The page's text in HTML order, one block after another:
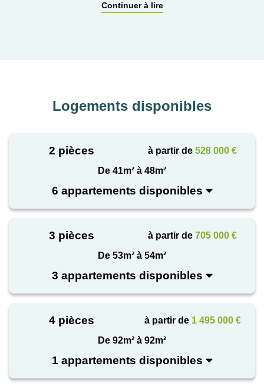
préserver précieusement l'intimité de chacun.
Continuer à lire
Logements disponibles
2 pièces à partir de 528 000 €
De 41m² à 48m²
6 appartements disponibles
3 pièces à partir de 705 000 €
De 53m² à 54m²
3 appartements disponibles
4 pièces à partir de 1 495 000 €
De 92m² à 92m²
1 appartements disponibles